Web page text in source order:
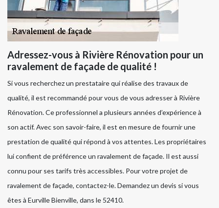
Adressez-vous à Rivière Rénovation pour un
ravalement de façade de qualité !
Si vous recherchez un prestataire qui réalise des travaux de
qualité, il est recommandé pour vous de vous adresser à Rivière
Rénovation. Ce professionnel a plusieurs années d’expérience à
son actif. Avec son savoir-faire, il est en mesure de fournir une
prestation de qualité qui répond à vos attentes. Les propriétaires
lui confient de préférence un ravalement de façade. Il est aussi
connu pour ses tarifs très accessibles. Pour votre projet de
ravalement de façade, contactez-le. Demandez un devis si vous
êtes à Eurville Bienville, dans le 52410.